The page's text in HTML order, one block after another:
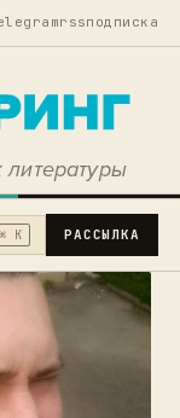
rssподписка
⌘ K РАССЫЛКА